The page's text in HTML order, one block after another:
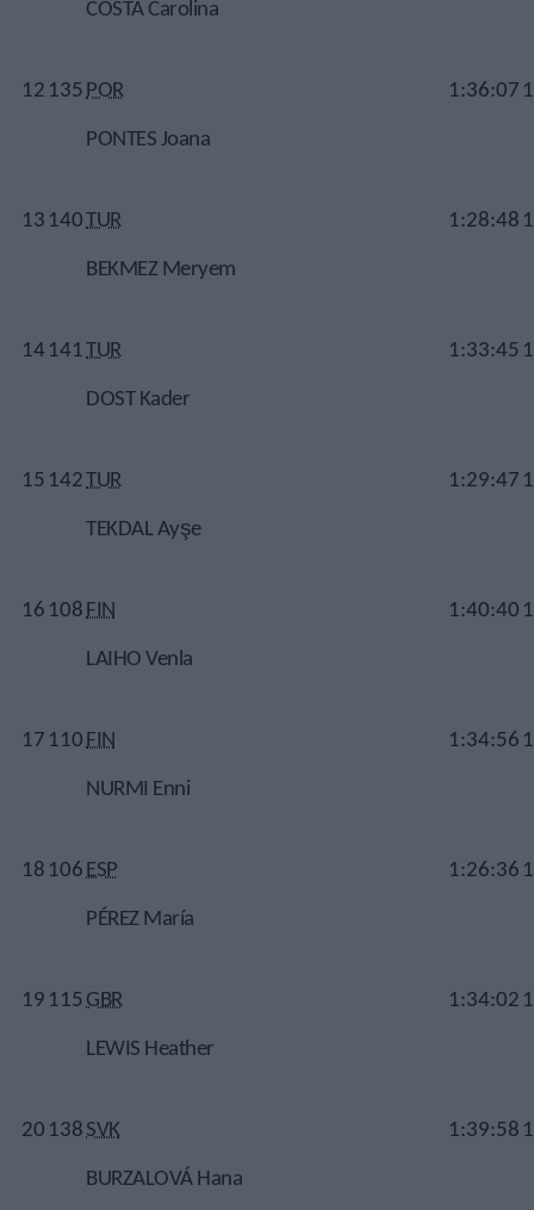
COSTA Carolina
12 135POR
PONTES Joana
1:36:07
13 140TUR
BEKMEZ Meryem
1:28:48
14 141TUR
DOST Kader
1:33:45
15 142TUR
TEKDAL Ayşe
1:29:47
16 108FIN
LAIHO Venla
1:40:40
17 110FIN
NURMI Enni
1:34:56
18 106ESP
PÉREZ María
1:26:36
19 115GBR
LEWIS Heather
1:34:02
20 138SVK
BURZALOVÁ Hana
1:39:58